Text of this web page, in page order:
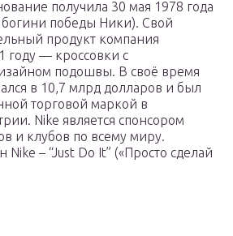
получила 30 мая 1978 года
богини победы Ники). Свой
продукт компания
году — кроссовки с
подошвы. В своё время
в 10,7 млрд долларов и был
торговой маркой в
Nike является спонсором
и клубов по всему миру.
– “Just Do It” («Просто сделай